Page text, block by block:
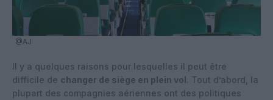
@AJ
Il y a quelques raisons pour lesquelles il peut être
difficile de changer de siège en plein vol. Tout d’abord, la
plupart des compagnies aériennes ont des politiques